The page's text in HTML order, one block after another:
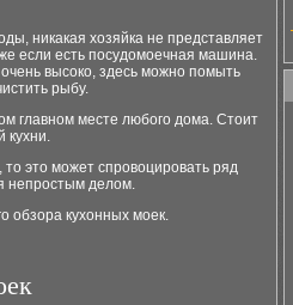
никакая хозяйка не представляет
если есть посудомоечная машина.
высоко, здесь можно помыть
рыбу.
главном месте любого дома. Стоит
кухни.
это может спровоцировать ряд
непростым делом.
обзора кухонных моек.